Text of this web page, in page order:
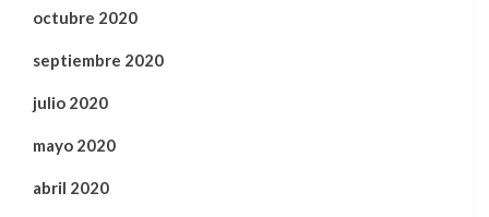
octubre 2020
septiembre 2020
julio 2020
mayo 2020
abril 2020